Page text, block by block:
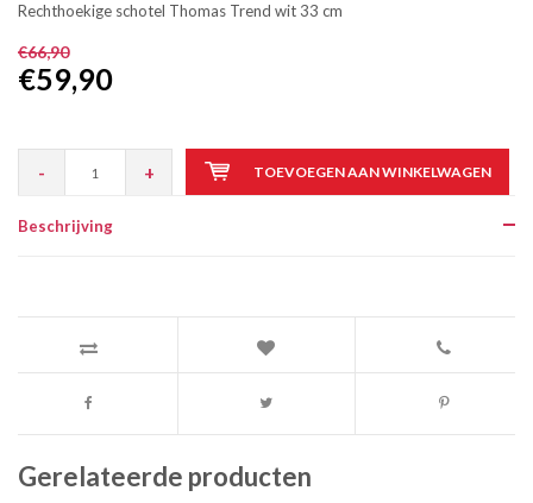
Rechthoekige schotel Thomas Trend wit 33 cm
€66,90
€59,90
- + TOEVOEGEN AAN WINKELWAGEN
Beschrijving
Gerelateerde producten